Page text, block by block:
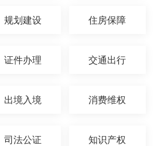
规划建设 住房保障
证件办理 交通出行
出境入境 消费维权
司法公证 知识产权